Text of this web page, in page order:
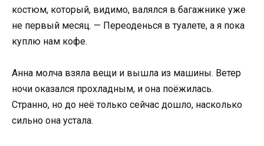
костюм, который, видимо, валялся в багажнике уже
не первый месяц. — Переоденься в туалете, а я пока
куплю нам кофе.
Анна молча взяла вещи и вышла из машины. Ветер
ночи оказался прохладным, и она поёжилась.
Странно, но до неё только сейчас дошло, насколько
сильно она устала.